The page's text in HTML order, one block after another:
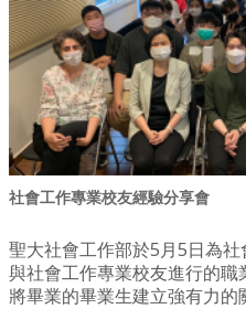
社會工作專業校友經驗分享會
聖大社會工作部於5月5日為
與社會工作專業校友進行的
將畢業的畢業生建立強有力的